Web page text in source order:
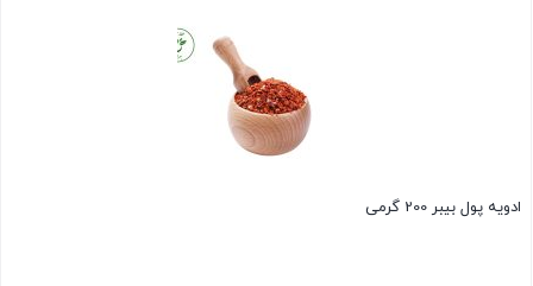
ادویه پول بیبر 200 گرمی